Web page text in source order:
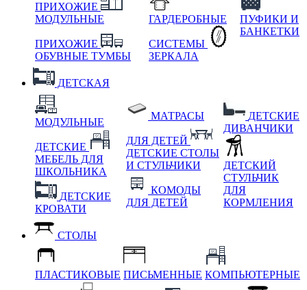
ПРИХОЖИЕ
МОДУЛЬНЫЕ
ПРИХОЖИЕ
ОБУВНЫЕ ТУМБЫ
ГАРДЕРОБНЫЕ
СИСТЕМЫ
ЗЕРКАЛА
ПУФИКИ И
БАНКЕТКИ
ДЕТСКАЯ
МОДУЛЬНЫЕ
ДЕТСКИЕ
МЕБЕЛЬ ДЛЯ
ШКОЛЬНИКА
ДЕТСКИЕ
КРОВАТИ
МАТРАСЫ
ДЛЯ ДЕТЕЙ
ДЕТСКИЕ СТОЛЫ
И СТУЛЬЧИКИ
КОМОДЫ
ДЛЯ ДЕТЕЙ
ДЕТСКИЕ
ДИВАНЧИКИ
ДЕТСКИЙ
СТУЛЬЧИК
ДЛЯ
КОРМЛЕНИЯ
СТОЛЫ
ПЛАСТИКОВЫЕ ПИСЬМЕННЫЕ КОМПЬЮТЕРНЫЕ